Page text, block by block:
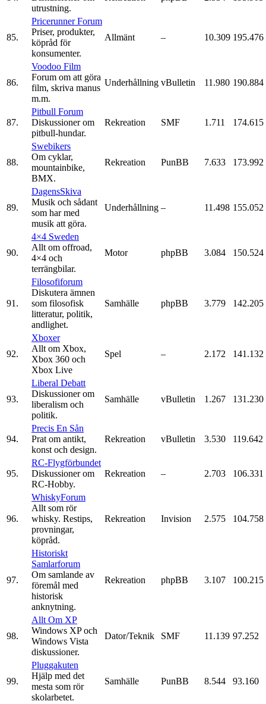
utrustning.
85.
Pricerunner Forum
Priser, produkter,
köpråd för
konsumenter.
Allmänt – 10.309 195.476
86.
Voodoo Film
Forum om att göra
film, skriva manus
m.m.
Underhållning vBulletin 11.980 190.884
87.
Pitbull Forum
Diskussioner om
pitbull-hundar.
Rekreation SMF 1.711 174.615
88.
Swebikers
Om cyklar,
mountainbike,
BMX.
Rekreation PunBB 7.633 173.992
89.
DagensSkiva
Musik och sådant
som har med
musik att göra.
Underhållning – 11.498 155.052
90.
4×4 Sweden
Allt om offroad,
4×4 och
terrängbilar.
Motor phpBB 3.084 150.524
91.
Filosofiforum
Diskutera ämnen
som filosofisk
litteratur, politik,
andlighet.
Samhälle phpBB 3.779 142.205
92.
Xboxer
Allt om Xbox,
Xbox 360 och
Xbox Live
Spel – 2.172 141.132
93.
Liberal Debatt
Diskussioner om
liberalism och
politik.
Samhälle vBulletin 1.267 131.230
94.
Precis En Sån
Prat om antikt,
konst och design.
Rekreation vBulletin 3.530 119.642
95.
RC-Flygförbundet
Diskussioner om
RC-Hobby.
Rekreation – 2.703 106.331
96.
WhiskyForum
Allt som rör
whisky. Restips,
provningar,
köpråd.
Rekreation Invision 2.575 104.758
97.
Historiskt
Samlarforum
Om samlande av
föremål med
historisk
anknytning.
Rekreation phpBB 3.107 100.215
98.
Allt Om XP
Windows XP och
Windows Vista
diskussioner.
Dator/Teknik SMF 11.139 97.252
99.
Pluggakuten
Hjälp med det
mesta som rör
skolarbetet.
Samhälle PunBB 8.544 93.160